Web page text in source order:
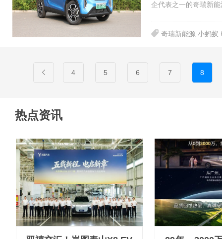
企代表之一的奇瑞新
奇瑞新能源 小蚂蚁
4 5 6 7 8
热点资讯